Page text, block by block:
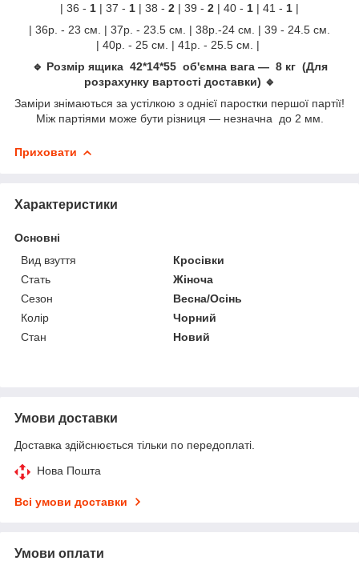
| 36 - 1 | 37 - 1 | 38 - 2 | 39 - 2 | 40 - 1 | 41 - 1 |
| 36р. - 23 см. | 37р. - 23.5 см. | 38р.-24 см. | 39 - 24.5 см.
| 40р. - 25 см. | 41р. - 25.5 см. |
🔹 Розмір ящика 42*14*55 об'ємна вага — 8 кг (Для
розрахунку вартості доставки) 🔹
Заміри знімаються за устілкою з однієї паростки першої партії!
Між партіями може бути різниця — незначна до 2 мм.
Приховати
Характеристики
Основні
Вид взуття
Кросівки
Стать
Жіноча
Сезон
Весна/Осінь
Колір
Чорний
Стан
Новий
Умови доставки
Доставка здійснюється тільки по передоплаті.
Нова Пошта
Всі умови доставки
Умови оплати